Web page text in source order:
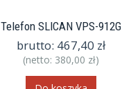
Telefon SLICAN VPS-912G
brutto: 467,40 zł
(netto: 380,00 zł)